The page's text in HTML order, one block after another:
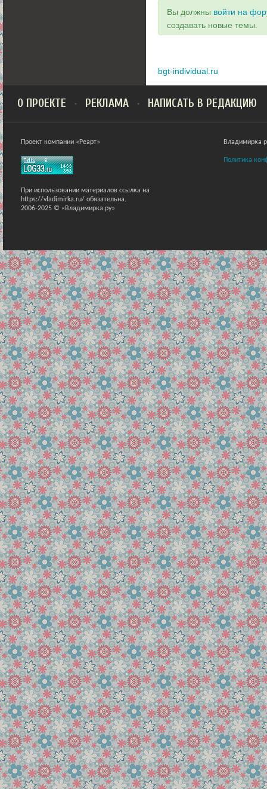
Вы должны войти на
создавать новые темы.
bgt-individual.ru
О ПРОЕКТЕ РЕКЛАМА НАПИСАТЬ В РЕДАКЦИЮ
Проект компании «Реарт»
При использовании материалов ссылка на
https://vladimirka.ru/ обязательна.
2006-2025 © «Владимирка.ру»
Владимирка
Политика